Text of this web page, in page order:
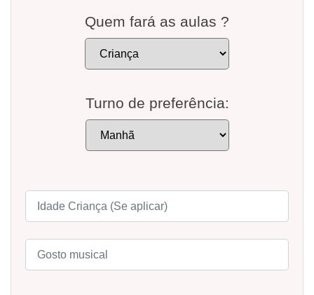
Quem fará as aulas ?
Turno de preferência: